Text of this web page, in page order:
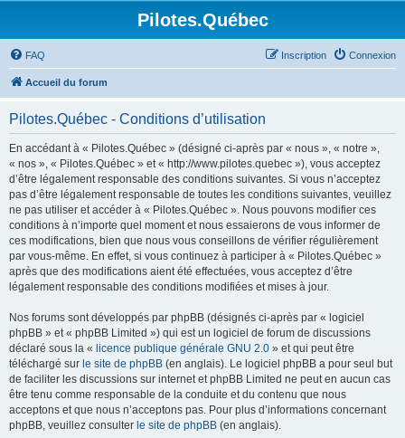
Pilotes.Québec
FAQ Connexion
Inscription
Accueil du forum
Pilotes.Québec - Conditions d’utilisation
En accédant à « Pilotes.Québec » (désigné ci-après par « nous », « notre »,
« nos », « Pilotes.Québec » et « http://www.pilotes.quebec »), vous acceptez
d’être légalement responsable des conditions suivantes. Si vous n’acceptez
pas d’être légalement responsable de toutes les conditions suivantes, veuillez
ne pas utiliser et accéder à « Pilotes.Québec ». Nous pouvons modifier ces
conditions à n’importe quel moment et nous essaierons de vous informer de
ces modifications, bien que nous vous conseillons de vérifier régulièrement
par vous-même. En effet, si vous continuez à participer à « Pilotes.Québec »
après que des modifications aient été effectuées, vous acceptez d’être
légalement responsable des conditions modifiées et mises à jour.
Nos forums sont développés par phpBB (désignés ci-après par « logiciel
phpBB » et « phpBB Limited ») qui est un logiciel de forum de discussions
déclaré sous la « licence publique générale GNU 2.0 » et qui peut être
téléchargé sur le site de phpBB (en anglais). Le logiciel phpBB a pour seul but
de faciliter les discussions sur internet et phpBB Limited ne peut en aucun cas
être tenu comme responsable de la conduite et du contenu que nous
acceptons et que nous n’acceptons pas. Pour plus d’informations concernant
phpBB, veuillez consulter le site de phpBB (en anglais).